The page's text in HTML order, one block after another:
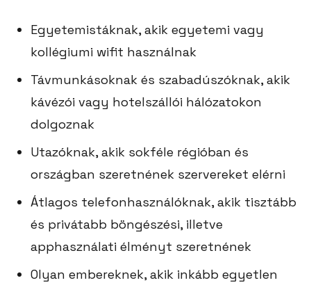
Egyetemistáknak, akik egyetemi vagy
kollégiumi wifit használnak
Távmunkásoknak és szabadúszóknak, akik
kávézói vagy hotelszállói hálózatokon
dolgoznak
Utazóknak, akik sokféle régióban és
országban szeretnének szervereket elérni
Átlagos telefonhasználóknak, akik tisztább
és privátabb böngészési, illetve
apphasználati élményt szeretnének
Olyan embereknek, akik inkább egyetlen